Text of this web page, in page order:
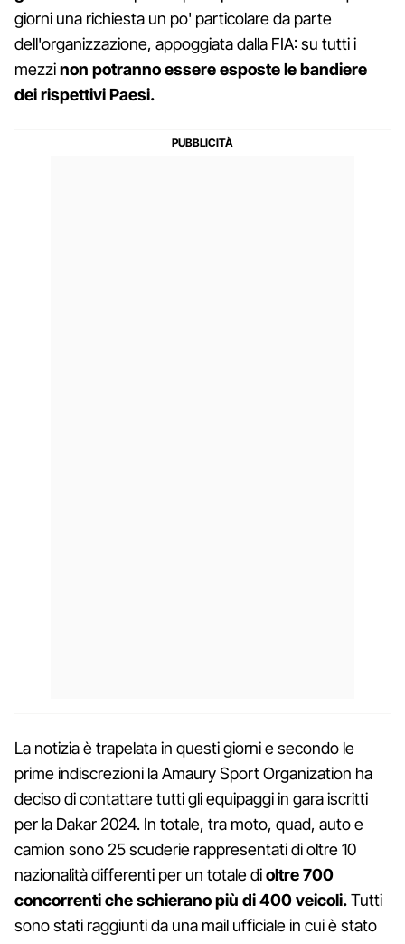
giorni una richiesta un po' particolare da parte
dell'organizzazione, appoggiata dalla FIA: su tutti i
mezzinon potranno essere esposte le bandiere
dei rispettivi Paesi.
La notizia è trapelata in questi giorni e secondo le
prime indiscrezioni la Amaury Sport Organization ha
deciso di contattare tutti gli equipaggi in gara iscritti
per la Dakar 2024. In totale, tra moto, quad, auto e
camion sono 25 scuderie rappresentati di oltre 10
nazionalità differenti per un totale dioltre 700
concorrenti che schierano più di 400 veicoli.Tutti
sono stati raggiunti da una mail ufficiale in cui è stato